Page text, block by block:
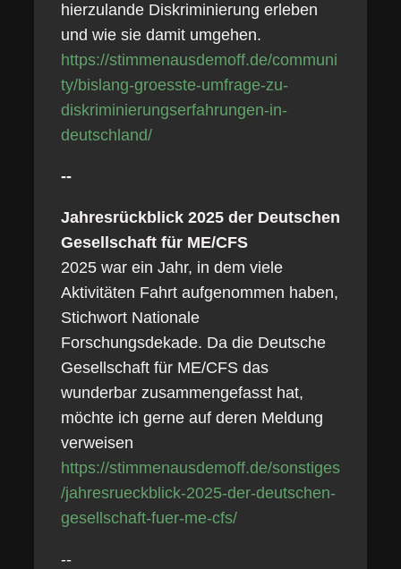
hierzulande Diskriminierung erleben
und wie sie damit umgehen.
https://stimmenausdemoff.de/communi
ty/bislang-groesste-umfrage-zu-
diskriminierungserfahrungen-in-
deutschland/
--
Jahresrückblick 2025 der Deutschen
Gesellschaft für ME/CFS
2025 war ein Jahr, in dem viele
Aktivitäten Fahrt aufgenommen haben,
Stichwort Nationale
Forschungsdekade. Da die Deutsche
Gesellschaft für ME/CFS das
wunderbar zusammengefasst hat,
möchte ich gerne auf deren Meldung
verweisen
https://stimmenausdemoff.de/sonstiges
/jahresrueckblick-2025-der-deutschen-
gesellschaft-fuer-me-cfs/
--